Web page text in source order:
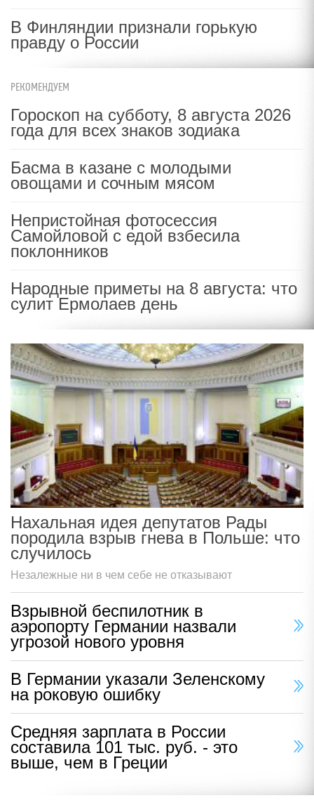
В Финляндии признали горькую
правду о России
РЕКОМЕНДУЕМ
Гороскоп на субботу, 8 августа 2026
года для всех знаков зодиака
Басма в казане с молодыми
овощами и сочным мясом
Непристойная фотосессия
Самойловой с едой взбесила
поклонников
Народные приметы на 8 августа: что
сулит Ермолаев день
Нахальная идея депутатов Рады
породила взрыв гнева в Польше: что
случилось
Незалежные ни в чем себе не отказывают
Взрывной беспилотник в
аэропорту Германии назвали
угрозой нового уровня
В Германии указали Зеленскому
на роковую ошибку
Средняя зарплата в России
составила 101 тыс. руб. - это
выше, чем в Греции